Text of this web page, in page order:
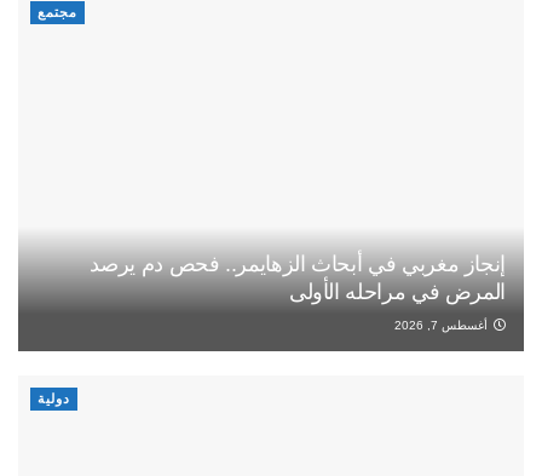
مجتمع
إنجاز مغربي في أبحاث الزهايمر.. فحص دم يرصد
المرض في مراحله الأولى
أغسطس 7, 2026
دولية